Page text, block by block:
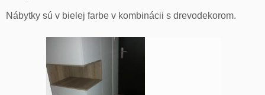
Nábytky sú v bielej farbe v kombinácii s drevodekorom.